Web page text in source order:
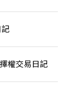
權交易日記